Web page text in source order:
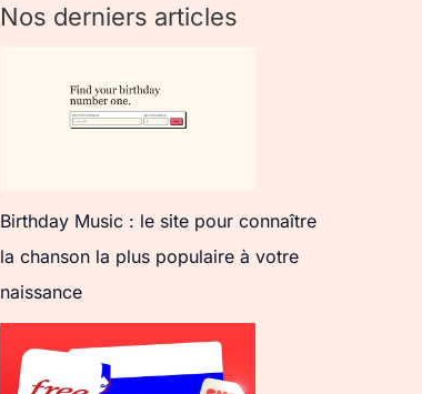
Nos derniers articles
Birthday Music : le site pour connaître
la chanson la plus populaire à votre
naissance